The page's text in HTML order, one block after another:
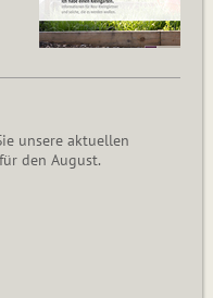
unsere aktuellen
den August.